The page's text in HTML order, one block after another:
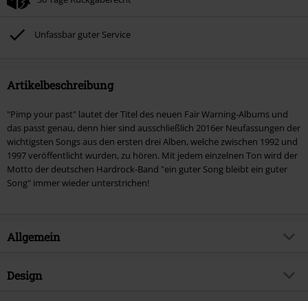
Unfassbar guter Service
Artikelbeschreibung
"Pimp your past" lautet der Titel des neuen Fair Warning-Albums und
das passt genau, denn hier sind ausschließlich 2016er Neufassungen der
wichtigsten Songs aus den ersten drei Alben, welche zwischen 1992 und
1997 veröffentlicht wurden, zu hören. Mit jedem einzelnen Ton wird der
Motto der deutschen Hardrock-Band "ein guter Song bleibt ein guter
Song" immer wieder unterstrichen!
Allgemein
Artikelnummer:
Design